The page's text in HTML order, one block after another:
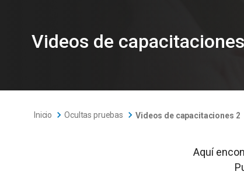
Videos de capacitaciones
Inicio Ocultas pruebas Videos de capacitaciones 2
Aquí